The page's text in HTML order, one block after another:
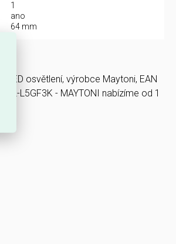
1
ano
64 mm
LED osvětlení, výrobce Maytoni, EAN
L5GF3K - MAYTONI nabízíme od 1